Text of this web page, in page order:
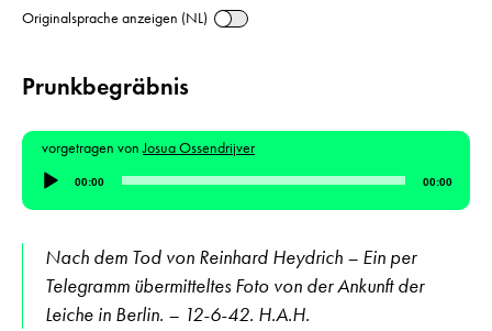
Originalsprache anzeigen (NL)
Prunkbegräbnis
vorgetragen vonJosua Ossendrijver
Audio-
Player
00:00 00:00
Nach dem Tod von Reinhard Heydrich – Ein per
Telegramm übermitteltes Foto von der Ankunft der
Leiche in Berlin. – 12-6-42. H.A.H.